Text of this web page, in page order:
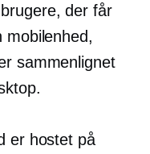
der får
mobilenhed,
sammenlignet
er hostet på